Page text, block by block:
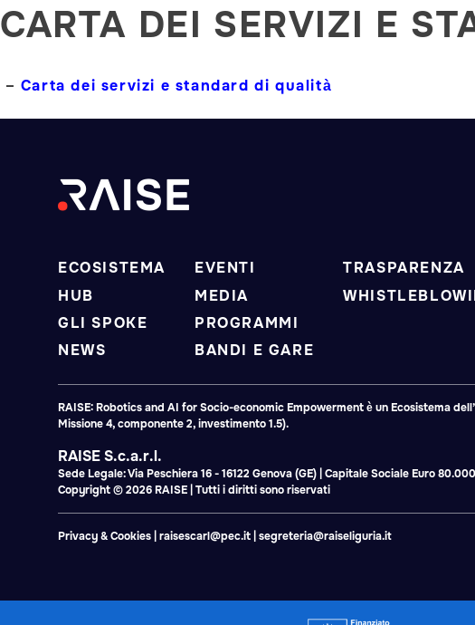
CARTA DEI SERVIZI E
– Carta dei servizi e standard di qualità
ECOSISTEMA
HUB
GLI SPOKE
NEWS
EVENTI
MEDIA
PROGRAMMI
BANDI E GARE
TRASPARENZA
RAISE: Robotics and AI for Socio-economic Empowerment è un Ecosistema
Missione 4, componente 2, investimento 1.5).
RAISE S.c.a.r.l.
Sede Legale: Via Peschiera 16 - 16122 Genova (GE) | Capitale Sociale Euro
Copyright © 2026 RAISE | Tutti i diritti sono riservati
Privacy & Cookies raisescarl@pec.it segreteria@raiseliguria.it